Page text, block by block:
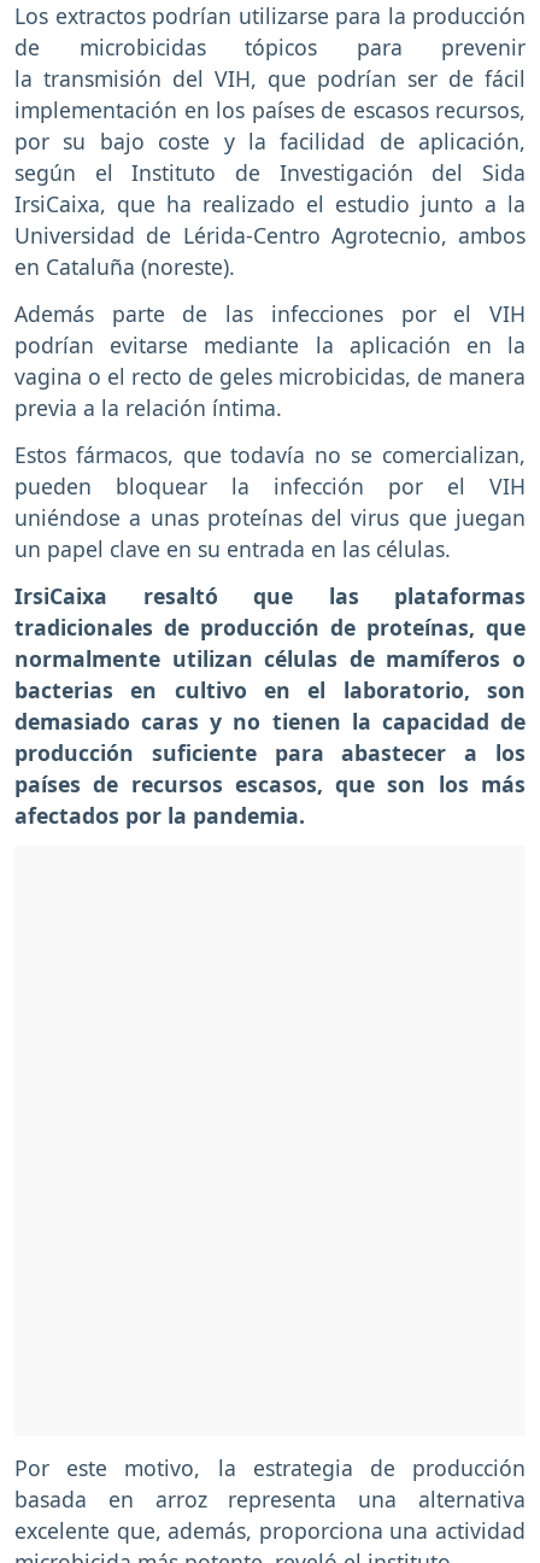
Los extractos podrían utilizarse para la producción
de microbicidas tópicos para prevenir
la transmisión del VIH, que podrían ser de fácil
implementación en los países de escasos recursos,
por su bajo coste y la facilidad de aplicación,
según el Instituto de Investigación del Sida
IrsiCaixa, que ha realizado el estudio junto a la
Universidad de Lérida-Centro Agrotecnio, ambos
en Cataluña (noreste).
Además parte de las infecciones por el VIH
podrían evitarse mediante la aplicación en la
vagina o el recto de geles microbicidas, de manera
previa a la relación íntima.
Estos fármacos, que todavía no se comercializan,
pueden bloquear la infección por el VIH
uniéndose a unas proteínas del virus que juegan
un papel clave en su entrada en las células.
IrsiCaixa resaltó que las plataformas
tradicionales de producción de proteínas, que
normalmente utilizan células de mamíferos o
bacterias en cultivo en el laboratorio, son
demasiado caras y no tienen la capacidad de
producción suficiente para abastecer a los
países de recursos escasos, que son los más
afectados por la pandemia.
Por este motivo, la estrategia de producción
basada en arroz representa una alternativa
excelente que, además, proporciona una actividad